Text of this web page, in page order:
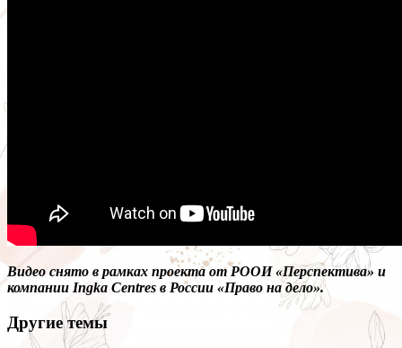
Видео снято в рамках проекта от РООИ «Перспектива» и
компании Ingka Centres в России «Право на дело».
Другие темы